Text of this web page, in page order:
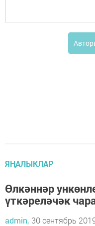
ЯҢАЛЫКЛАР
Өлкәннәр
үткәреләчәк
admin, 30 сентябрь